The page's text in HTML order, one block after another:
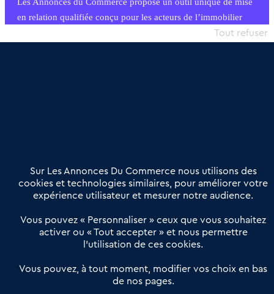
Les Annonces du Commerce propose un outil unique de mise
en relation qualifiée conçu pour les acteurs de l’immobilier
commercial et les collectivités territoriales, simple et intégrant
Offres Pro
Actualités
Qui sommes nous ?
Derniers articles
Réseau 3C : un partenaire national dédié aux transactions
Petitscommerces : Un partenariat au service du commerce de
proximité et des territoires
Sur Les Annonces Du Commerce nous utilisons des
cookies et technologies similaires, pour améliorer votre
expérience utilisateur et mesurer notre audience.
Vous pouvez « Personnaliser » ceux que vous souhaitez
activer ou « Tout accepter » et nous permettre
l’utilisation de ces cookies.
Vous pouvez, à tout moment, modifier vos choix en bas
de nos pages.
Tout refuser